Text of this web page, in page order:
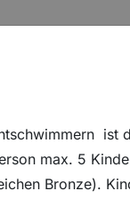
Hauptseite
ANGEBOTE"
ist
max. 5
Bronze).